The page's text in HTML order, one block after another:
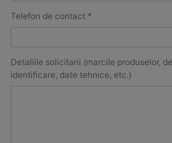
Telefon de contact *
Detaliile solicitarii (marcile produselor,
identificare, date tehnice, etc.)